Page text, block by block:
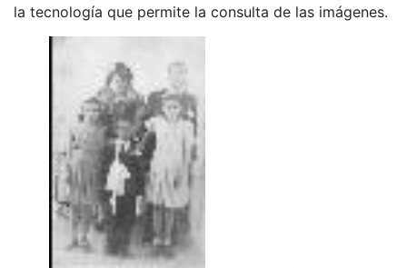
la tecnología que permite la consulta de las imágenes.